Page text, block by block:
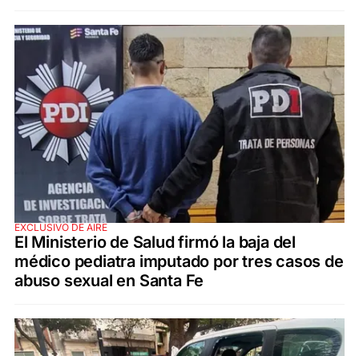
EXCLUSIVO DE AIRE
El Ministerio de Salud firmó la baja del
médico pediatra imputado por tres casos de
abuso sexual en Santa Fe